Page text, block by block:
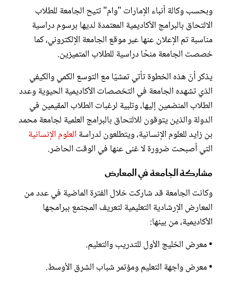
وبحسب وكالة أنباء الإمارات "وام" تتيح الجامعة للطلاب
الالتحاق بالبرامج الأكاديمية المعتمدة لديها برسوم دراسية
مناسبة تم الإعلان عنها عبر موقع الجامعة الإلكتروني، كما
خصصت الجامعة منحًا دراسية للطلاب المتميزين.
يذكر أنّ هذه الخطوة تأتي تمشيًا مع التوسع الكمي والكيفي
الذي تشهده الجامعة في التخصصات الأكاديمية الحيوية وعدد
الطلاب المنضمين إليها، وتلبية لرغبات الطلاب المقيمين في
الدولة والذين يتوقون للالتحاق بالبرامج العلمية لجامعة محمد
بن زايد للعلوم الإنسانية، ويتطلعون لدراسة العلوم الإنسانية
التي أصبحت ضرورة لا غنى عنها في الوقت الحاضر.
مشاركة الجامعة في المعارض
وكانت الجامعة قد شاركت خلال الفترة الماضية في عدد من
المعارض الإرشادية التعليمية لتعريف المجتمع ببرامجها
الأكاديمية، من بينها:
• معرض الخليج الأول للتدريب والتعليم.
• معرض واجهة التعليم ومؤتمر شباب الشرق الأوسط.
غلاف رفمي